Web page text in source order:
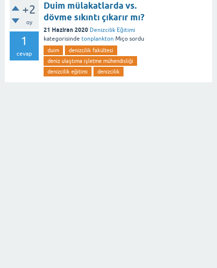
+2
oy
1
cevap
Duim mülakatlarda vs.
dövme sıkıntı çıkarır mı?
21 Haziran 2020 Denizcilik Eğitimi
kategorisinde tonplankton Miço sordu
duim
denizcilik fakültesi
deniz ulaştıma işletme mühendisliği
denizcilik eğitimi
denizcilik